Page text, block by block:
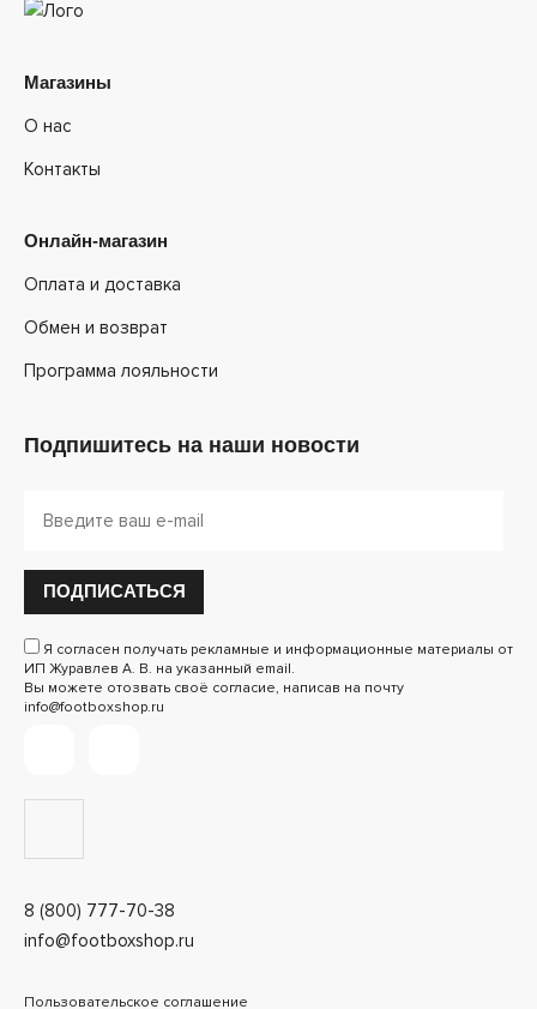
8 (800) 777-70-38
info@footboxshop.ru
Магазины
О нас
Контакты
Онлайн-магазин
Оплата и доставка
Обмен и возврат
Программа лояльности
Подпишитесь на наши новости
ПОДПИСАТЬСЯ
Я согласен получать рекламные и информационные материалы от
ИП Журавлев А. В. на указанный email.
Вы можете отозвать своё согласие, написав на почту
info@footboxshop.ru
Пользовательское соглашение